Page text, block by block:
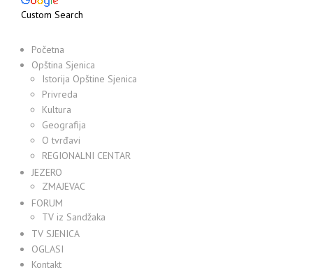
Custom Search
Početna
Opština Sjenica
Istorija Opštine Sjenica
Privreda
Kultura
Geografija
O tvrđavi
REGIONALNI CENTAR
JEZERO
ZMAJEVAC
FORUM
TV iz Sandžaka
TV SJENICA
OGLASI
Kontakt